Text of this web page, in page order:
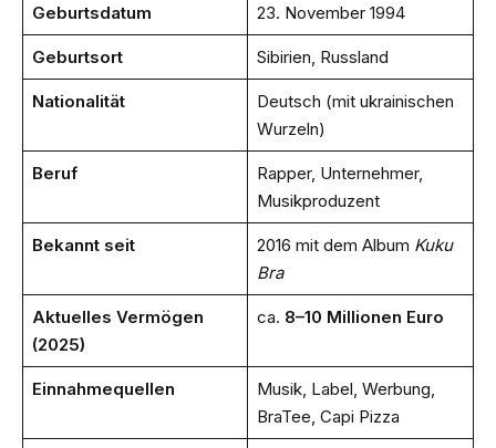
Geburtsdatum 23. November 1994
Geburtsort Sibirien, Russland
Nationalität
Deutsch (mit ukrainischen
Wurzeln)
Beruf
Rapper, Unternehmer,
Musikproduzent
Bekannt seit 2016 mit dem Album Kuku
Bra
Aktuelles Vermögen
(2025)
ca. 8–10 Millionen Euro
Einnahmequellen
Musik, Label, Werbung,
BraTee, Capi Pizza